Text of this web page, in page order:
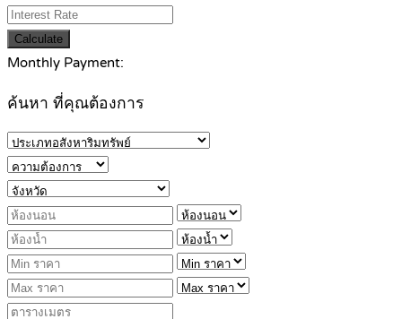
Calculate
Monthly Payment:
ค้นหา ที่คุณต้องการ